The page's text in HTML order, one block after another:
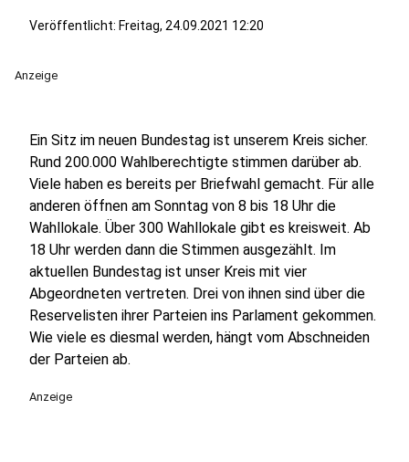
Veröffentlicht: Freitag, 24.09.2021 12:20
Anzeige
Ein Sitz im neuen Bundestag ist unserem Kreis sicher.
Rund 200.000 Wahlberechtigte stimmen darüber ab.
Viele haben es bereits per Briefwahl gemacht. Für alle
anderen öffnen am Sonntag von 8 bis 18 Uhr die
Wahllokale. Über 300 Wahllokale gibt es kreisweit. Ab
18 Uhr werden dann die Stimmen ausgezählt. Im
aktuellen Bundestag ist unser Kreis mit vier
Abgeordneten vertreten. Drei von ihnen sind über die
Reservelisten ihrer Parteien ins Parlament gekommen.
Wie viele es diesmal werden, hängt vom Abschneiden
der Parteien ab.
Anzeige